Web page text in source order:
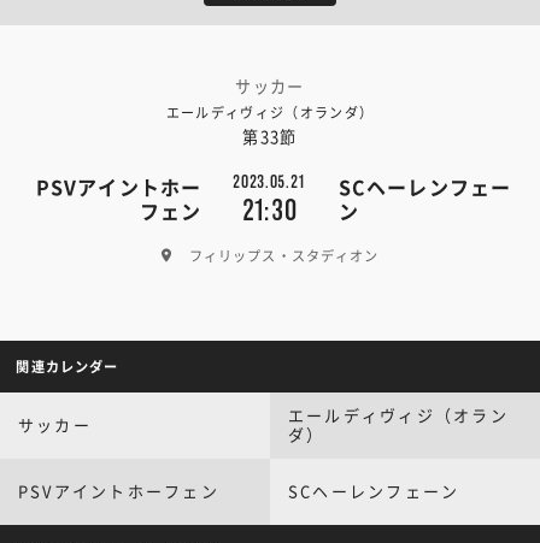
サッカー
エールディヴィジ（オランダ）
第33節
PSVアイントホー
フェン
2023.05.21
21:30
SCヘーレンフェー
ン
フィリップス・スタディオン
関連カレンダー
サッカー
エールディヴィジ（オラン
ダ）
PSVアイントホーフェン SCヘーレンフェーン